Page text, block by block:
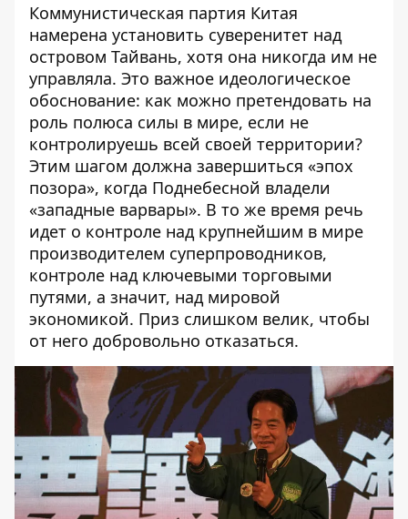
Коммунистическая партия Китая
намерена установить суверенитет над
островом Тайвань, хотя она никогда им не
управляла. Это важное идеологическое
обоснование: как можно претендовать на
роль полюса силы в мире, если не
контролируешь всей своей территории?
Этим шагом должна завершиться «эпох
позора», когда Поднебесной владели
«западные варвары». В то же время речь
идет о контроле над крупнейшим в мире
производителем суперпроводников,
контроле над ключевыми торговыми
путями, а значит, над мировой
экономикой. Приз слишком велик, чтобы
от него добровольно отказаться.